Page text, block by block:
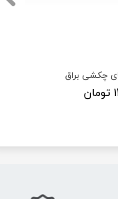
چکشی براق